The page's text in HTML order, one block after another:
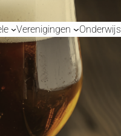
Verenigingen Onderwijs